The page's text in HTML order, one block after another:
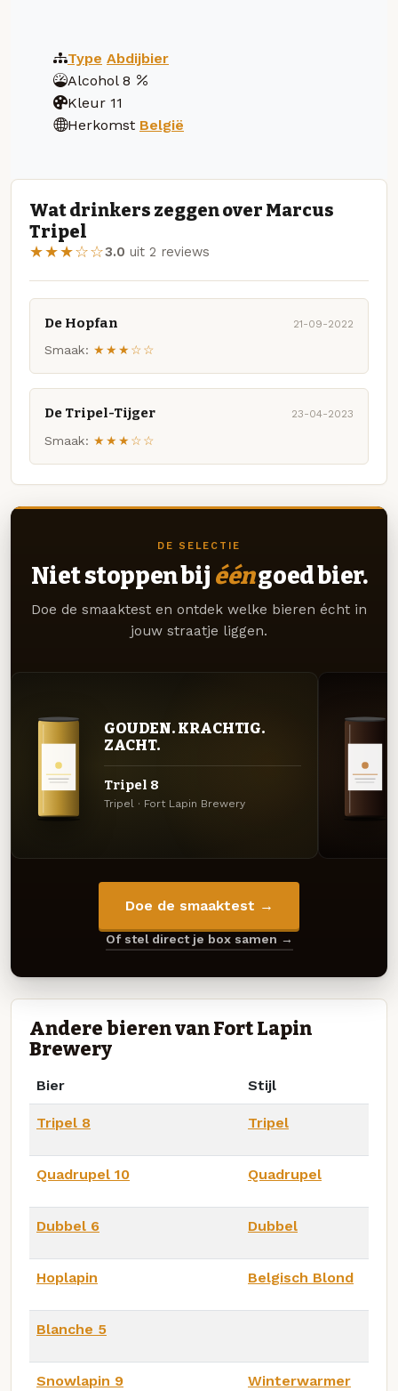
Type Abdijbier
Alcohol 8
Kleur 11
Herkomst België
Wat drinkers zeggen over Marcus
Tripel
★★★☆☆3.0 uit 2 reviews
De Hopfan 21-09-2022
Smaak: ★★★☆☆
De Tripel-Tijger 23-04-2023
Smaak: ★★★☆☆
DE SELECTIE
Niet stoppen bij ééngoed bier.
Doe de smaaktest en ontdek welke bieren écht in
jouw straatje liggen.
GOUDEN. KRACHTIG.
ZACHT.
Tripel 8
Tripel · Fort Lapin Brewery
Doe de smaaktest →
Of stel direct je box samen →
Andere bieren van Fort Lapin
Brewery
Bier Stijl
Tripel 8 Tripel
Quadrupel 10 Quadrupel
Dubbel 6 Dubbel
Hoplapin Belgisch Blond
Blanche 5
Snowlapin 9 Winterwarmer